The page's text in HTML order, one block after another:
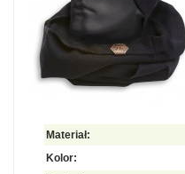
Materiał:
Kolor: